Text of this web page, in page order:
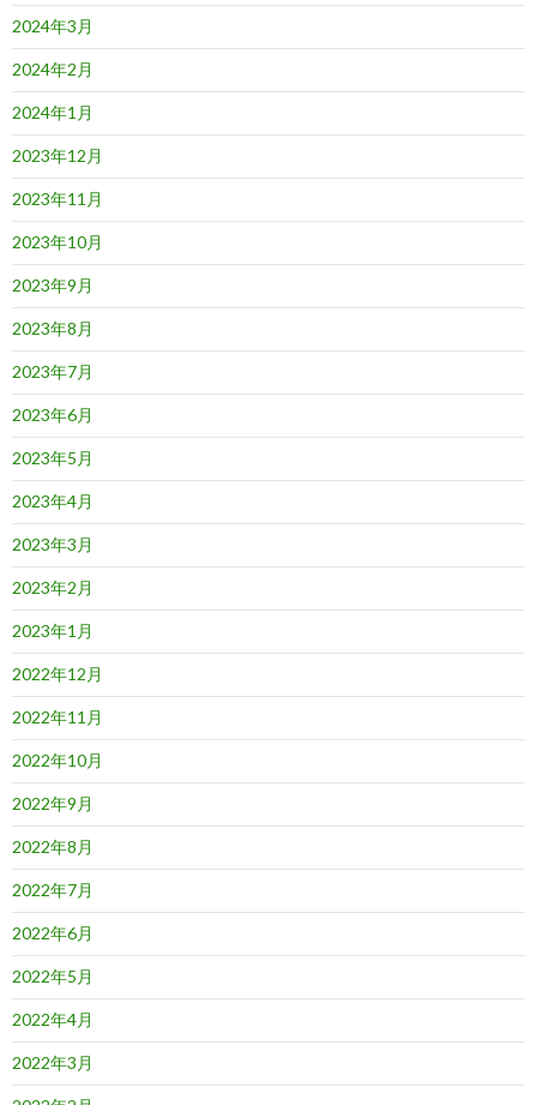
2024年3月
2024年2月
2024年1月
2023年12月
2023年11月
2023年10月
2023年9月
2023年8月
2023年7月
2023年6月
2023年5月
2023年4月
2023年3月
2023年2月
2023年1月
2022年12月
2022年11月
2022年10月
2022年9月
2022年8月
2022年7月
2022年6月
2022年5月
2022年4月
2022年3月